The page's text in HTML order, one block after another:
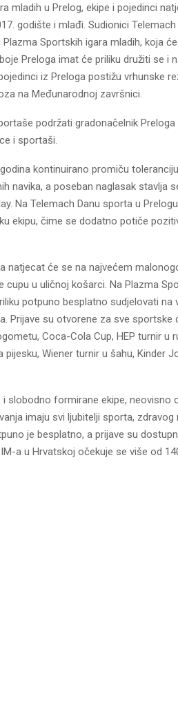
mladih u Prelog, ekipe i pojedinci
godište i mlađi. Sudionici
Sportskih igara mladih, koja
Preloga imat će priliku družiti se i
iz Preloga postižu vrhunske
na Međunarodnoj završnici.
podržati gradonačelnik Preloga
i sportaši.
kontinuirano promiču
navika, a poseban naglasak stavlja
Na Telemach Danu sporta u
ekipu, čime se dodatno potiče
natjecat će se na najvećem
cupu u uličnoj košarci. Na Plazma
potpuno besplatno sudjelovati na
Prijave su otvorene za sve sportske
Coca-Cola Cup, HEP turnir u
pijesku, Wiener turnir u šahu, Kinder
slobodno formirane ekipe, neovisno
imaju svi ljubitelji sporta, zdravog
je besplatno, a prijave su
a u Hrvatskoj očekuje se više od